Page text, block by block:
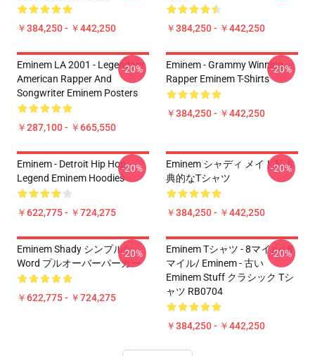
￥384,250 - ￥442,250 ￥384,250 - ￥442,250
Eminem LA 2001 - Legendary
American Rapper And
Songwriter Eminem Posters
￥287,100 - ￥665,550
-20%
Eminem - Grammy Winning
Rapper Eminem T-Shirts
￥384,250 - ￥442,250
-20%
Eminem - Detroit Hip Hop
Legend Eminem Hoodies
￥622,775 - ￥724,275
-20%
Eminem シャディ メイド私古
典的なTシャツ
￥384,250 - ￥442,250
-20%
Eminem Shady シンプルな
Word プルオーバーパーカー
￥622,775 - ￥724,275
-20%
Eminem Tシャツ - 8マイル/ 8
マイル/ Eminem - 古い
Eminem Stuff クラシック Tシ
ャツ RB0704
￥384,250 - ￥442,250
-20%